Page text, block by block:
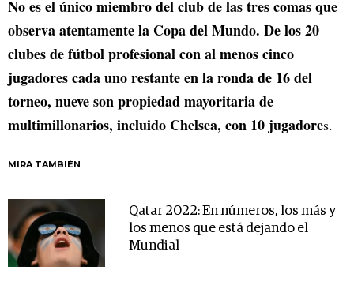
No es el único miembro del club de las tres comas que
observa atentamente la Copa del Mundo. De los 20
clubes de fútbol profesional con al menos cinco
jugadores cada uno restante en la ronda de 16 del
torneo, nueve son propiedad mayoritaria de
multimillonarios, incluido Chelsea, con 10 jugadores.
MIRA TAMBIÉN
Qatar 2022: En números, los más y
los menos que está dejando el
Mundial